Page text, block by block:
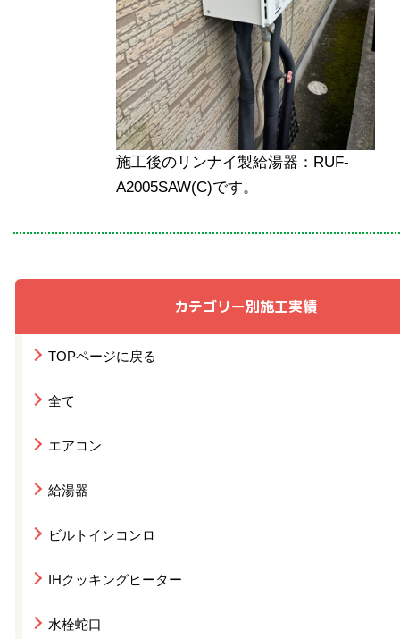
カテゴリー別施工実績
TOPページに戻る
全て
エアコン
給湯器
ビルトインコンロ
IHクッキングヒーター
水栓蛇口
施工後のリンナイ製給湯器：RUF-
A2005SAW(C)です。